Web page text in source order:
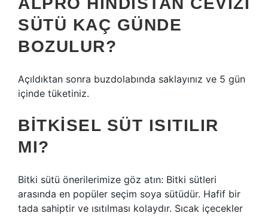
SÜTÜ KAÇ GÜNDE
BOZULUR?
Açıldıktan sonra buzdolabında saklayınız ve 5 gün
içinde tüketiniz.
BITKISEL SÜT ISITILIR
MI?
Bitki sütü önerilerimize göz atın: Bitki sütleri
arasında en popüler seçim soya sütüdür. Hafif bir
tada sahiptir ve ısıtılması kolaydır. Sıcak içecekler